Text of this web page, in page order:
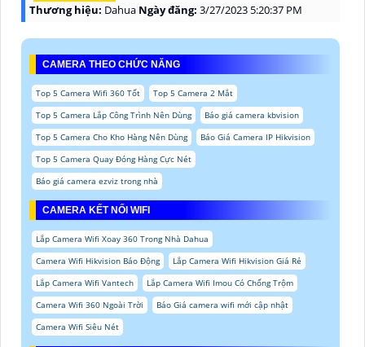
Thương hiệu: Dahua Ngày đăng: 3/27/2023 5:20:37 PM
CAMERA THEO CHỨC NĂNG
Top 5 Camera Wifi 360 Tốt
Top 5 Camera 2 Mắt
Top 5 Camera Lắp Công Trình Nên Dùng
Báo giá camera kbvision
Top 5 Camera Cho Kho Hàng Nên Dùng
Báo Giá Camera IP Hikvision
Top 5 Camera Quay Đóng Hàng Cực Nét
Báo giá camera ezviz trong nhà
CAMERA KẾT NỐI WIFI
Lắp Camera Wifi Xoay 360 Trong Nhà Dahua
Camera Wifi Hikvision Báo Động
Lắp Camera Wifi Hikvision Giá Rẻ
Lắp Camera Wifi Vantech
Lắp Camera Wifi Imou Có Chống Trộm
Camera Wifi 360 Ngoài Trời
Báo Giá camera wifi mới cập nhật
Camera Wifi Siêu Nét